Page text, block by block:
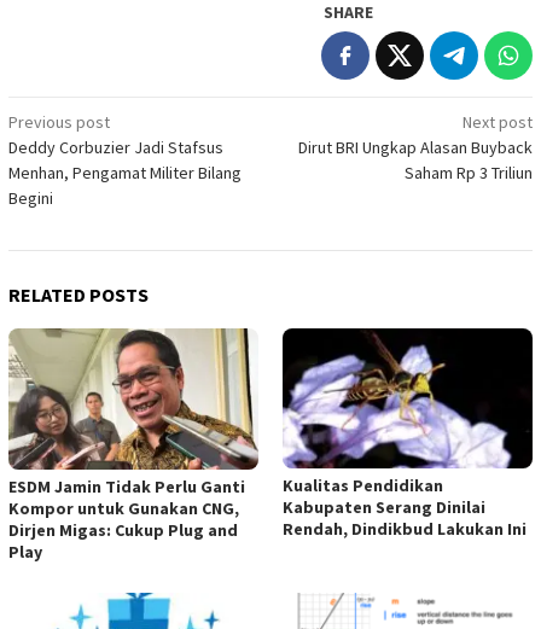
SHARE
Post
navigation
Previous post
Deddy Corbuzier Jadi Stafsus
Menhan, Pengamat Militer Bilang
Begini
Next post
Dirut BRI Ungkap Alasan Buyback
Saham Rp 3 Triliun
RELATED POSTS
ESDM Jamin Tidak Perlu Ganti
Kompor untuk Gunakan CNG,
Dirjen Migas: Cukup Plug and
Play
Kualitas Pendidikan
Kabupaten Serang Dinilai
Rendah, Dindikbud Lakukan Ini